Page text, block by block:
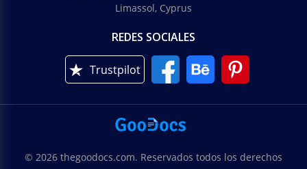
Limassol, Cyprus
REDES SOCIALES
Trustpilot
© 2026 thegoodocs.com. Reservados todos los derechos